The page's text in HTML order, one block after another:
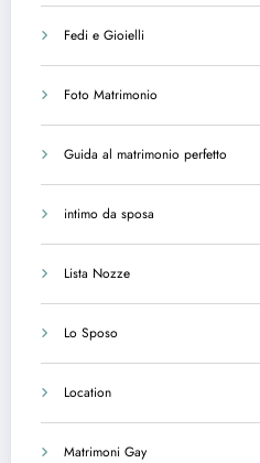
Fedi e Gioielli
Foto Matrimonio
Guida al matrimonio perfetto
intimo da sposa
Lista Nozze
Lo Sposo
Location
Matrimoni Gay